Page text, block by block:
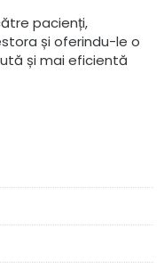
pacienți,
și oferindu-le o
și mai eficientă